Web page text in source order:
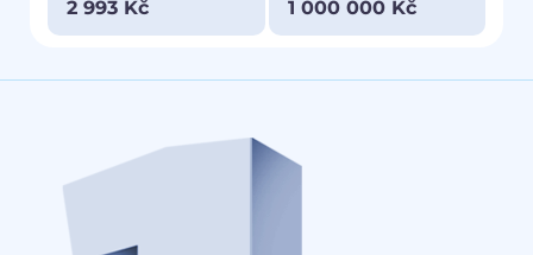
2 993 Kč 1 000 000 Kč